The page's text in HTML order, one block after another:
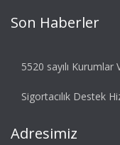
Son Haberler
5520 sayılı
Sigortacılık Destek
Adresimiz